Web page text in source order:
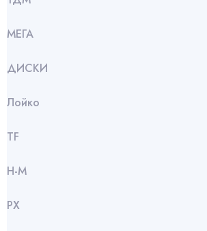
МЕГА
ДИСКИ
Лойко
TF
Н-М
РХ